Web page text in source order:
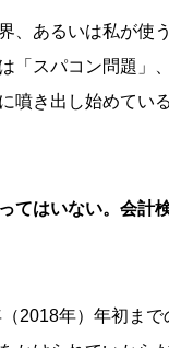
、あるいは私が使
「スパコン問題」
噴き出し始めてい
てはいない。会
2018年）年初ま